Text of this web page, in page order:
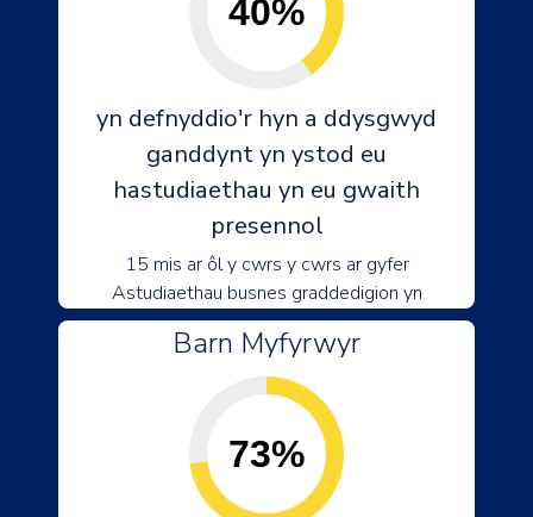
40%
yn defnyddio'r hyn a ddysgwyd
ganddynt yn ystod eu
hastudiaethau yn eu gwaith
presennol
15 mis ar ôl y cwrs y cwrs ar gyfer
Astudiaethau busnes graddedigion yn
Barn Myfyrwyr
73%